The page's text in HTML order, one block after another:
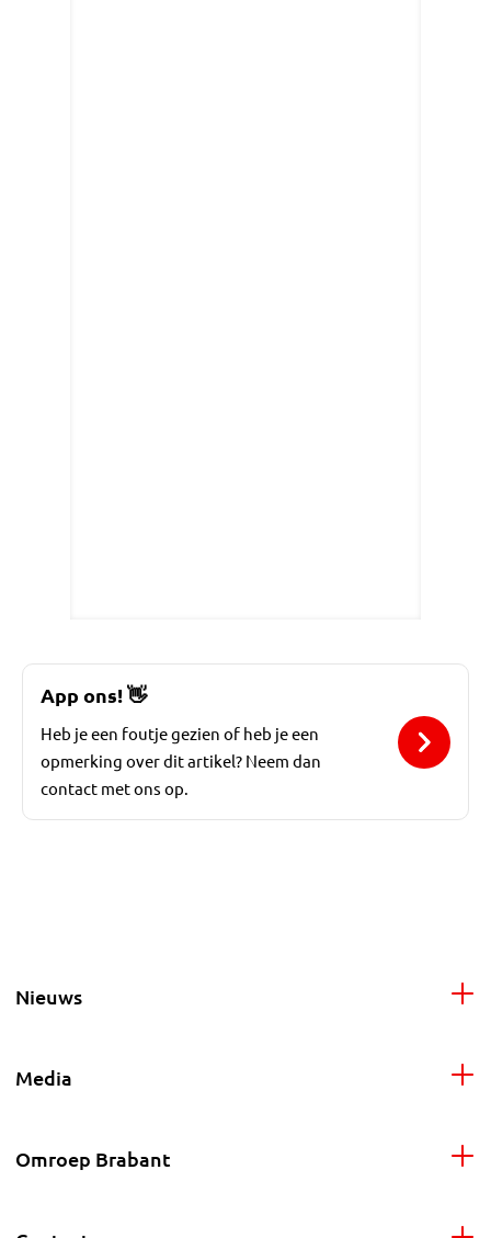
App ons!👋
Heb je een foutje gezien of heb je een
opmerking over dit artikel? Neem dan
contact met ons op.
Nieuws
Media
Omroep Brabant